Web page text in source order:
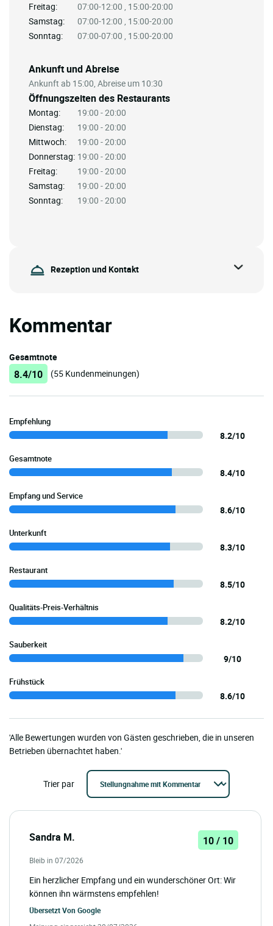
Freitag:
07:00-12:00 , 15:00-20:00
Samstag:
07:00-12:00 , 15:00-20:00
Sonntag:
07:00-07:00 , 15:00-20:00
Ankunft und Abreise
Ankunft ab 15:00, Abreise um 10:30
Öffnungszeiten des Restaurants
Montag:
19:00 - 20:00
Dienstag:
19:00 - 20:00
Mittwoch:
19:00 - 20:00
Donnerstag: 19:00 - 20:00
Freitag:
19:00 - 20:00
Samstag:
19:00 - 20:00
Sonntag:
19:00 - 20:00
Rezeption und Kontakt
Kommentar
Gesamtnote
8.4/10 (55 Kundenmeinungen)
Empfehlung
8.2/10
Gesamtnote
8.4/10
Empfang und Service
8.6/10
Unterkunft
8.3/10
Restaurant
8.5/10
Qualitäts-Preis-Verhältnis
8.2/10
Sauberkeit
9/10
Frühstück
8.6/10
'Alle Bewertungen wurden von Gästen geschrieben, die in unseren
Betrieben übernachtet haben.'
Trier par
Sandra M. 10 / 10
Bleib in 07/2026
Ein herzlicher Empfang und ein wunderschöner Ort: Wir
können ihn wärmstens empfehlen!
Übersetzt Von Google